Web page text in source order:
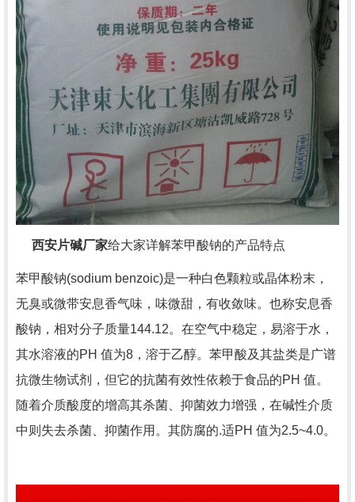
西安片碱厂家给大家详解苯甲酸钠的产品特点
苯甲酸钠(sodium benzoic)是一种白色颗粒或晶体粉末，
无臭或微带安息香气味，味微甜，有收敛味。也称安息香
酸钠，相对分子质量144.12。在空气中稳定，易溶于水，
其水溶液的PH 值为8，溶于乙醇。苯甲酸及其盐类是广谱
抗微生物试剂，但它的抗菌有效性依赖于食品的PH 值。
随着介质酸度的增高其杀菌、抑菌效力增强，在碱性介质
中则失去杀菌、抑菌作用。其防腐的.适PH 值为2.5~4.0。